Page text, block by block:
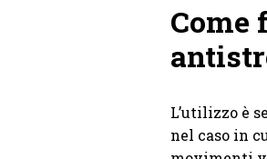
Come
L’utilizzo è
nel caso in